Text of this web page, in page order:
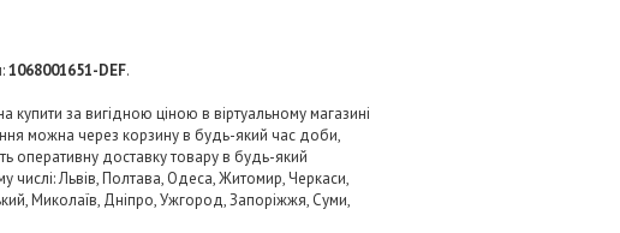
1068001651-DEF.
за вигідною ціною в віртуальному магазині
можна через корзину в будь-який час доби,
оперативну доставку товару в будь-який
числі: Львів, Полтава, Одеса, Житомир, Черкаси,
Миколаїв, Дніпро, Ужгород, Запоріжжя, Суми,